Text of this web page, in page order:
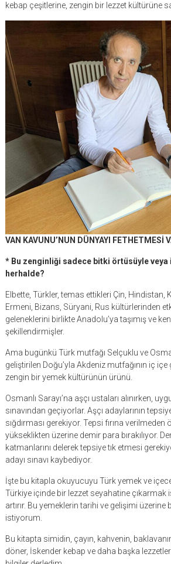
kebap çeşitlerine, zengin bir lezzet kültürüne
VAN KAVUNU’NUN DÜNYAYI FETHETMESİ
* Bu zenginliği sadece bitki örtüsüyle veya
herhalde?
Elbette, Türkler, temas ettikleri Çin, Hindistan,
Ermeni, Bizans, Süryani, Rus kültürlerinden
geleneklerini birlikte Anadolu’ya taşımış ve
şekillendirmişler.
Ama bugünkü Türk mutfağı Selçuklu ve
geliştirilen Doğu’yla Akdeniz mutfağının iç
zengin bir yemek kültürünün ürünü.
Osmanlı Sarayı’na aşçı ustaları alınırken,
sınavından geçiyorlar. Aşçı adaylarının
sığdırması gerekiyor. Tepsi fırına
yükseklikten üzerine demir para bırakılıyor.
katmanlarını delerek tepsiye tık etmesi
adayı sınavı kaybediyor.
İşte bu kitapla okuyucuyu Türk yemek ve
Türkiye içinde bir lezzet seyahatine çıkarmak
artırır. Bu yemeklerin tarihi ve gelişimi
istiyorum.
Bu kitapta simidin, çayın, kahvenin,
döner, İskender kebap ve daha başka